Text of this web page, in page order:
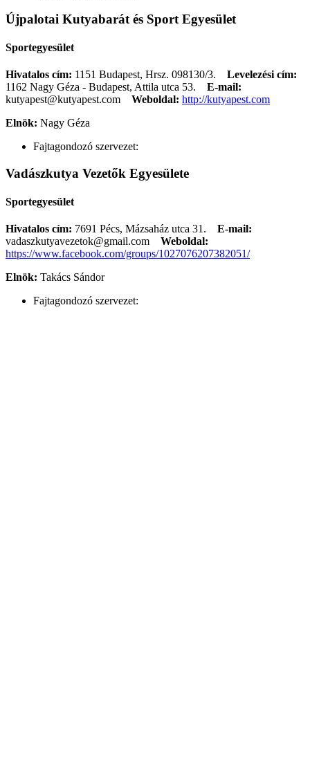
Újpalotai Kutyabarát és Sport Egyesület
Sportegyesület
Hivatalos cím: 1151 Budapest, Hrsz. 098130/3. Levelezési cím:
1162 Nagy Géza - Budapest, Attila utca 53.
E-mail:
kutyapest@kutyapest.com
Weboldal: http://kutyapest.com
Elnök: Nagy Géza
Fajtagondozó szervezet:
Vadászkutya Vezetők Egyesülete
Sportegyesület
Hivatalos cím: 7691 Pécs, Mázsaház utca 31. E-mail:
vadaszkutyavezetok@gmail.com
Weboldal:
https://www.facebook.com/groups/1027076207382051/
Elnök: Takács Sándor
Fajtagondozó szervezet: